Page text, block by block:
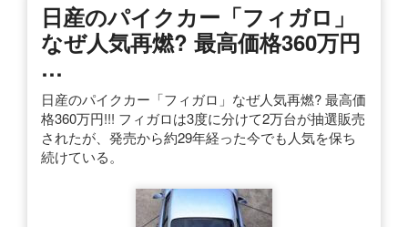
日産のパイクカー「フィガロ」
なぜ人気再燃? 最高価格360万円
…
日産のパイクカー「フィガロ」なぜ人気再燃? 最高価
格360万円!!! フィガロは3度に分けて2万台が抽選販売
されたが、発売から約29年経った今でも人気を保ち
続けている。